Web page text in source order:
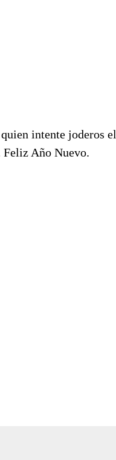
intente joderos el
Feliz Año Nuevo.